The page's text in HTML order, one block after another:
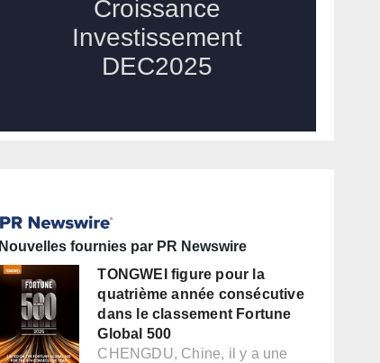
Nouvelles fournies par PR Newswire
TONGWEI figure pour la
quatrième année consécutive
dans le classement Fortune
Global 500
CHENGDU, Chine, il y a une